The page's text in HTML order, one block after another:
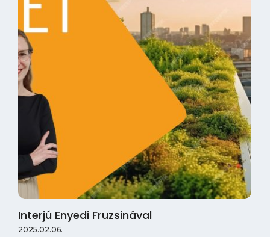
Interjú Enyedi Fruzsinával
2025.02.06.